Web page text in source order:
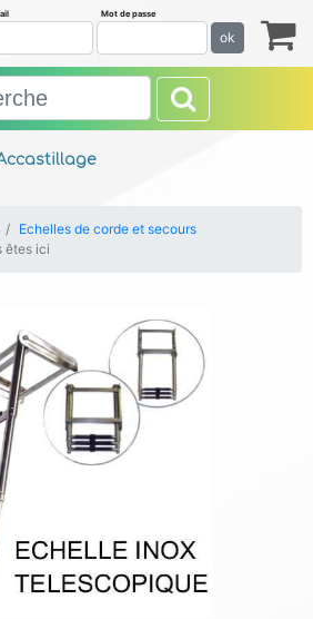
Mot de passe
ok
Echelles de corde et secours
êtes ici